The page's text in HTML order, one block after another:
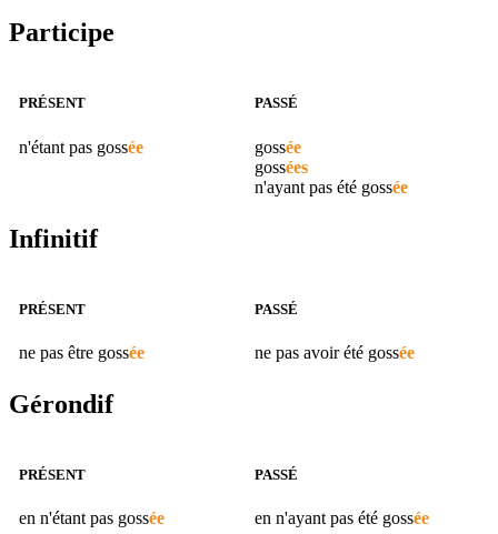
Participe
PRÉSENT
n'étant pas gossée
PASSÉ
gossée
gossées
n'ayant pas été gossée
Infinitif
PRÉSENT
ne pas être gossée
PASSÉ
ne pas avoir été gossée
Gérondif
PRÉSENT
en n'étant pas gossée
PASSÉ
en n'ayant pas été gossée